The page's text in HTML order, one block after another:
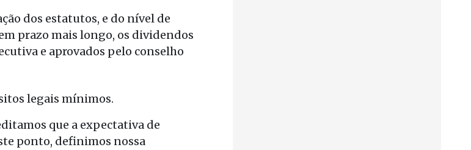
dos estatutos, e do nível de
prazo mais longo, os dividendos
e aprovados pelo conselho
legais mínimos.
que a expectativa de
ponto, definimos nossa